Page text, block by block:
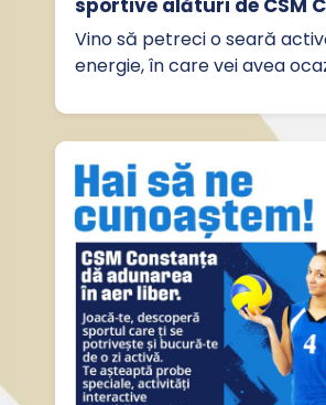
sportive alături de CSM
Vino să petreci o seară
energie, în care vei avea